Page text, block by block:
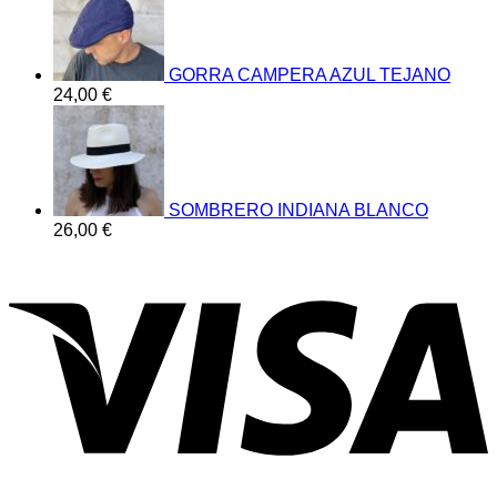
GORRA CAMPERA AZUL TEJANO
24,00 €
SOMBRERO INDIANA BLANCO
26,00 €